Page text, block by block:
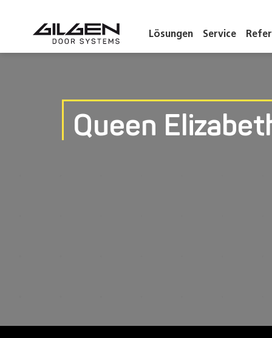
Lösungen Service
Queen